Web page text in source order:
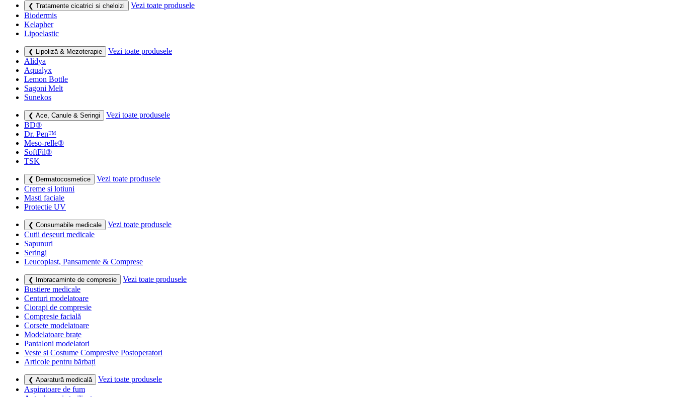
❮ Tratamente cicatrici si cheloizi
Vezi toate produsele
Biodermis
Kelapher
Lipoelastic
❮ Lipoliză & Mezoterapie
Vezi toate produsele
Alidya
Aqualyx
Lemon Bottle
Sagoni Melt
Sunekos
❮ Ace, Canule & Seringi
Vezi toate produsele
BD®
Dr. Pen™
Meso-relle®
SoftFil®
TSK
❮ Dermatocosmetice
Vezi toate produsele
Creme si lotiuni
Masti faciale
Protectie UV
❮ Consumabile medicale
Vezi toate produsele
Cutii deșeuri medicale
Sapunuri
Seringi
Leucoplast, Pansamente & Comprese
❮ Imbracaminte de compresie
Vezi toate produsele
Bustiere medicale
Centuri modelatoare
Ciorapi de compresie
Compresie facială
Corsete modelatoare
Modelatoare brațe
Pantaloni modelatori
Veste și Costume Compresive Postoperatori
Articole pentru bărbați
❮ Aparatură medicală
Vezi toate produsele
Aspiratoare de fum